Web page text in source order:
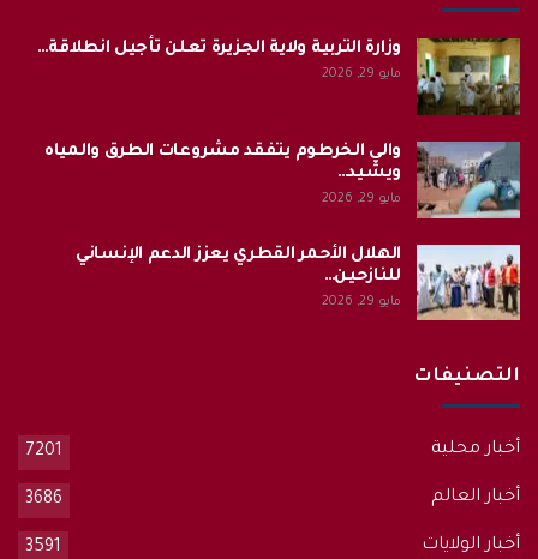
وزارة التربية ولاية الجزيرة تعلن تأجيل انطلاقة…
مايو 29, 2026
والي الخرطوم يتفقد مشروعات الطرق والمياه
ويشيد…
مايو 29, 2026
الهلال الأحمر القطري يعزز الدعم الإنساني
للنازحين…
مايو 29, 2026
التصنيفات
أخبار محلية 7201
أخبار العالم 3686
أخبار الولايات 3591